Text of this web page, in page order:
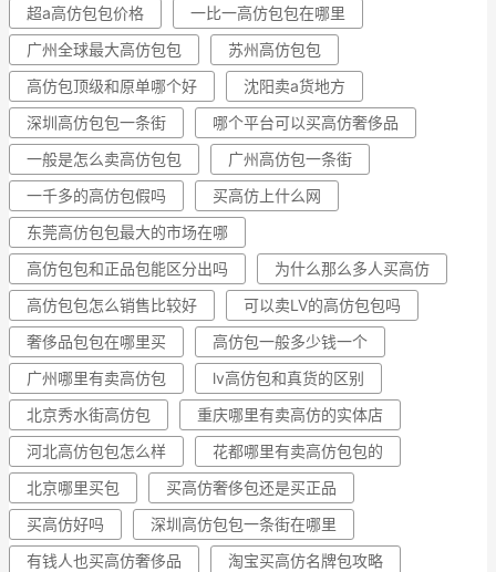
超a高仿包包价格
一比一高仿包包在哪里
广州全球最大高仿包包
苏州高仿包包
高仿包顶级和原单哪个好
沈阳卖a货地方
深圳高仿包包一条街
哪个平台可以买高仿奢侈品
一般是怎么卖高仿包包
广州高仿包一条街
一千多的高仿包假吗
买高仿上什么网
东莞高仿包包最大的市场在哪
高仿包包和正品包能区分出吗
为什么那么多人买高仿
高仿包包怎么销售比较好
可以卖LV的高仿包包吗
奢侈品包包在哪里买
高仿包一般多少钱一个
广州哪里有卖高仿包
lv高仿包和真货的区别
北京秀水街高仿包
重庆哪里有卖高仿的实体店
河北高仿包包怎么样
花都哪里有卖高仿包包的
北京哪里买包
买高仿奢侈包还是买正品
买高仿好吗
深圳高仿包包一条街在哪里
有钱人也买高仿奢侈品
淘宝买高仿名牌包攻略